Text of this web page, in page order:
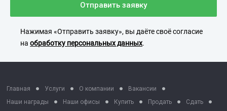
Отправить заявку
Нажимая «Отправить заявку», вы даёте своё согласие
наобработку персональных данных.
Главная Услуги О компании
Вакансии
Наши награды
Наши офисы Купить Продать
Сдать